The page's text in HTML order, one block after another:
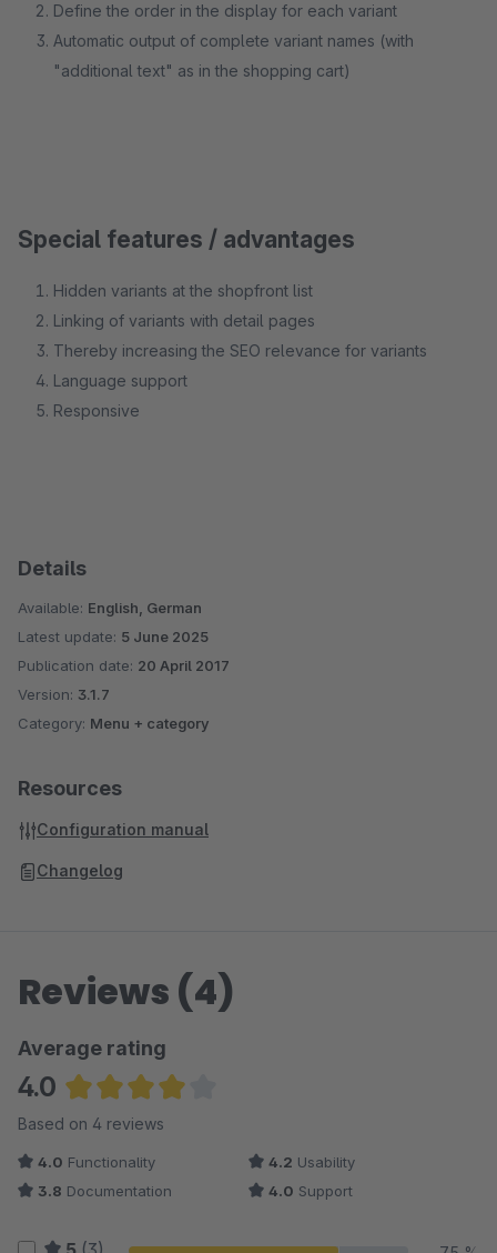
Define the order in the display for each variant
Automatic output of complete variant names (with
"additional text" as in the shopping cart)
Special features / advantages
Hidden variants at the shopfront list
Linking of variants with detail pages
Thereby increasing the SEO relevance for variants
Language support
Responsive
Details
Available: English, German
Latest update: 5 June 2025
Publication date: 20 April 2017
Version: 3.1.7
Category: Menu + category
Resources
Configuration manual
Changelog
Reviews (4)
Average rating
4.0
Average rating of 4 out of 5 stars
Based on 4 reviews
4.0 Functionality 4.2 Usability
3.8 Documentation 4.0 Support